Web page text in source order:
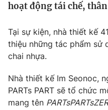
Tin tức
Thế giới đó đây
Câu chuyện quốc tế
Tài chính
Thị trường
Góc doanh nghiệp
Dữ liệu và đời sống
Truyền hình
Phim VTV
Giải trí
hoạt động tái chế,
Tại sự kiện, nhà thiết kế
thiệu những tác phẩm sử
chai nhựa.
Nhà thiết kế Im Seonoc,
PARTs PART sẽ tổ chức
mang tên